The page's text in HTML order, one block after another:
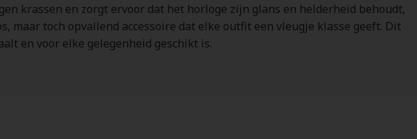
krassen en zorgt ervoor dat het horloge zijn glans en helderheid behoudt,
toch opvallend accessoire dat elke outfit een vleugje klasse geeft. Dit
en voor elke gelegenheid geschikt is.